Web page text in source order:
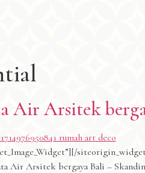
Air Arsitek
Air Arsitek bergaya Bali –